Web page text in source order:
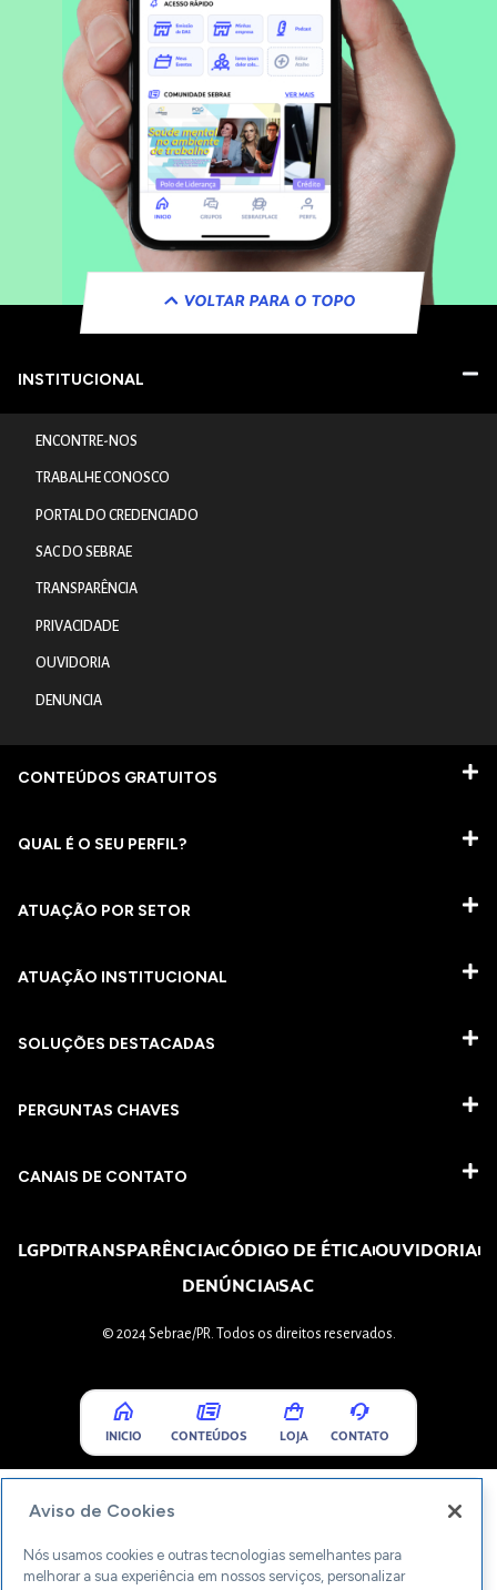
VOLTAR PARA O TOPO
INSTITUCIONAL
ENCONTRE-NOS
TRABALHE CONOSCO
PORTAL DO CREDENCIADO
SAC DO SEBRAE
TRANSPARÊNCIA
PRIVACIDADE
OUVIDORIA
DENUNCIA
CONTEÚDOS GRATUITOS
QUAL É O SEU PERFIL?
ATUAÇÃO POR SETOR
ATUAÇÃO INSTITUCIONAL
SOLUÇÕES DESTACADAS
PERGUNTAS CHAVES​
CANAIS DE CONTATO
LGPDTRANSPARÊNCIACÓDIGO DE ÉTICAOUVIDORIA
DENÚNCIASAC
© 2024 Sebrae/PR. Todos os direitos reservados.
INICIO CONTEÚDOS LOJA CONTATO
Aviso de Cookies
Nós usamos cookies e outras tecnologias semelhantes para
melhorar a sua experiência em nossos serviços, personalizar